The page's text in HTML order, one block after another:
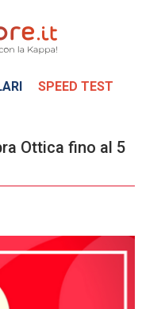
SPEED TEST
Ottica fino al 5